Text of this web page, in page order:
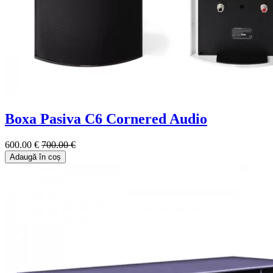
Boxa Pasiva C6 Cornered Audio
600.00 € 700.00 €
Adaugă în coș